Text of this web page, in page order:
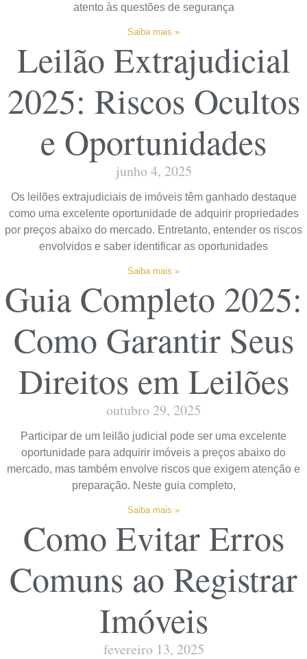
atento às questões de segurança
Saiba mais »
Leilão Extrajudicial
2025: Riscos Ocultos
e Oportunidades
junho 4, 2025
Os leilões extrajudiciais de imóveis têm ganhado destaque
como uma excelente oportunidade de adquirir propriedades
por preços abaixo do mercado. Entretanto, entender os riscos
envolvidos e saber identificar as oportunidades
Saiba mais »
Guia Completo 2025:
Como Garantir Seus
Direitos em Leilões
outubro 29, 2025
Participar de um leilão judicial pode ser uma excelente
oportunidade para adquirir imóveis a preços abaixo do
mercado, mas também envolve riscos que exigem atenção e
preparação. Neste guia completo,
Saiba mais »
Como Evitar Erros
Comuns ao Registrar
Imóveis
fevereiro 13, 2025